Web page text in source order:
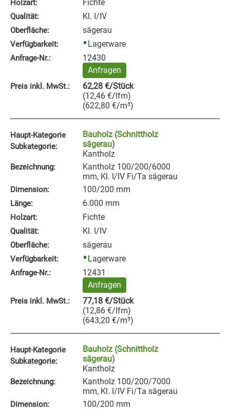
Holzart: Fichte
Qualität: Kl. I/IV
Oberfläche: sägerau
Verfügbarkeit: Lagerware
Anfrage‑Nr.:
12430
Anfragen
Preis inkl. MwSt.: 62,28 €/Stück
(12,46 €/lfm)
(622,80 €/m³)
Haupt-Kategorie
Subkategorie:
Bauholz (Schnittholz
sägerau)
Kantholz
Bezeichnung:
Kantholz 100/200/6000
mm, Kl. I/IV Fi/Ta sägerau
Dimension: 100/200 mm
Länge: 6.000 mm
Holzart: Fichte
Qualität: Kl. I/IV
Oberfläche: sägerau
Verfügbarkeit: Lagerware
Anfrage‑Nr.:
12431
Anfragen
Preis inkl. MwSt.: 77,18 €/Stück
(12,86 €/lfm)
(643,20 €/m³)
Haupt-Kategorie
Subkategorie:
Bauholz (Schnittholz
sägerau)
Kantholz
Bezeichnung:
Kantholz 100/200/7000
mm, Kl. I/IV Fi/Ta sägerau
Dimension: 100/200 mm